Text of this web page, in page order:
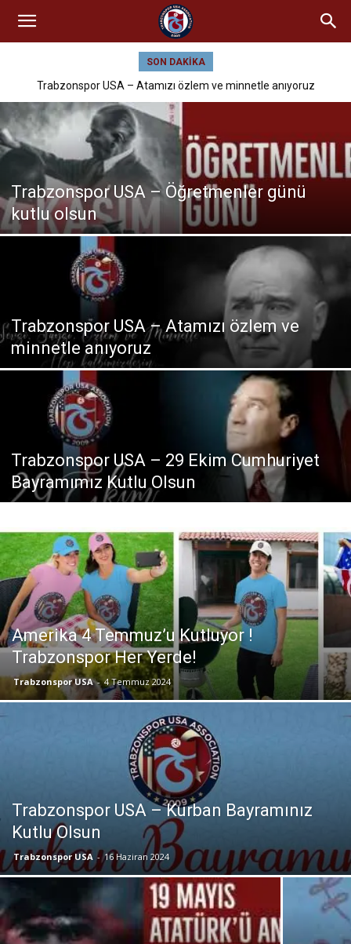
SON DAKIKA
Trabzonspor USA – Atamızı özlem ve minnetle anıyoruz
Trabzonspor USA – Öğretmenler günü
kutlu olsun
Trabzonspor USA – Atamızı özlem ve
minnetle anıyoruz
Trabzonspor USA – 29 Ekim Cumhuriyet
Bayramımız Kutlu Olsun
Amerika 4 Temmuz’u Kutluyor !
Trabzonspor Her Yerde!
Trabzonspor USA - 4 Temmuz 2024
Trabzonspor USA – Kurban Bayramınız
Kutlu Olsun
Trabzonspor USA - 16 Haziran 2024